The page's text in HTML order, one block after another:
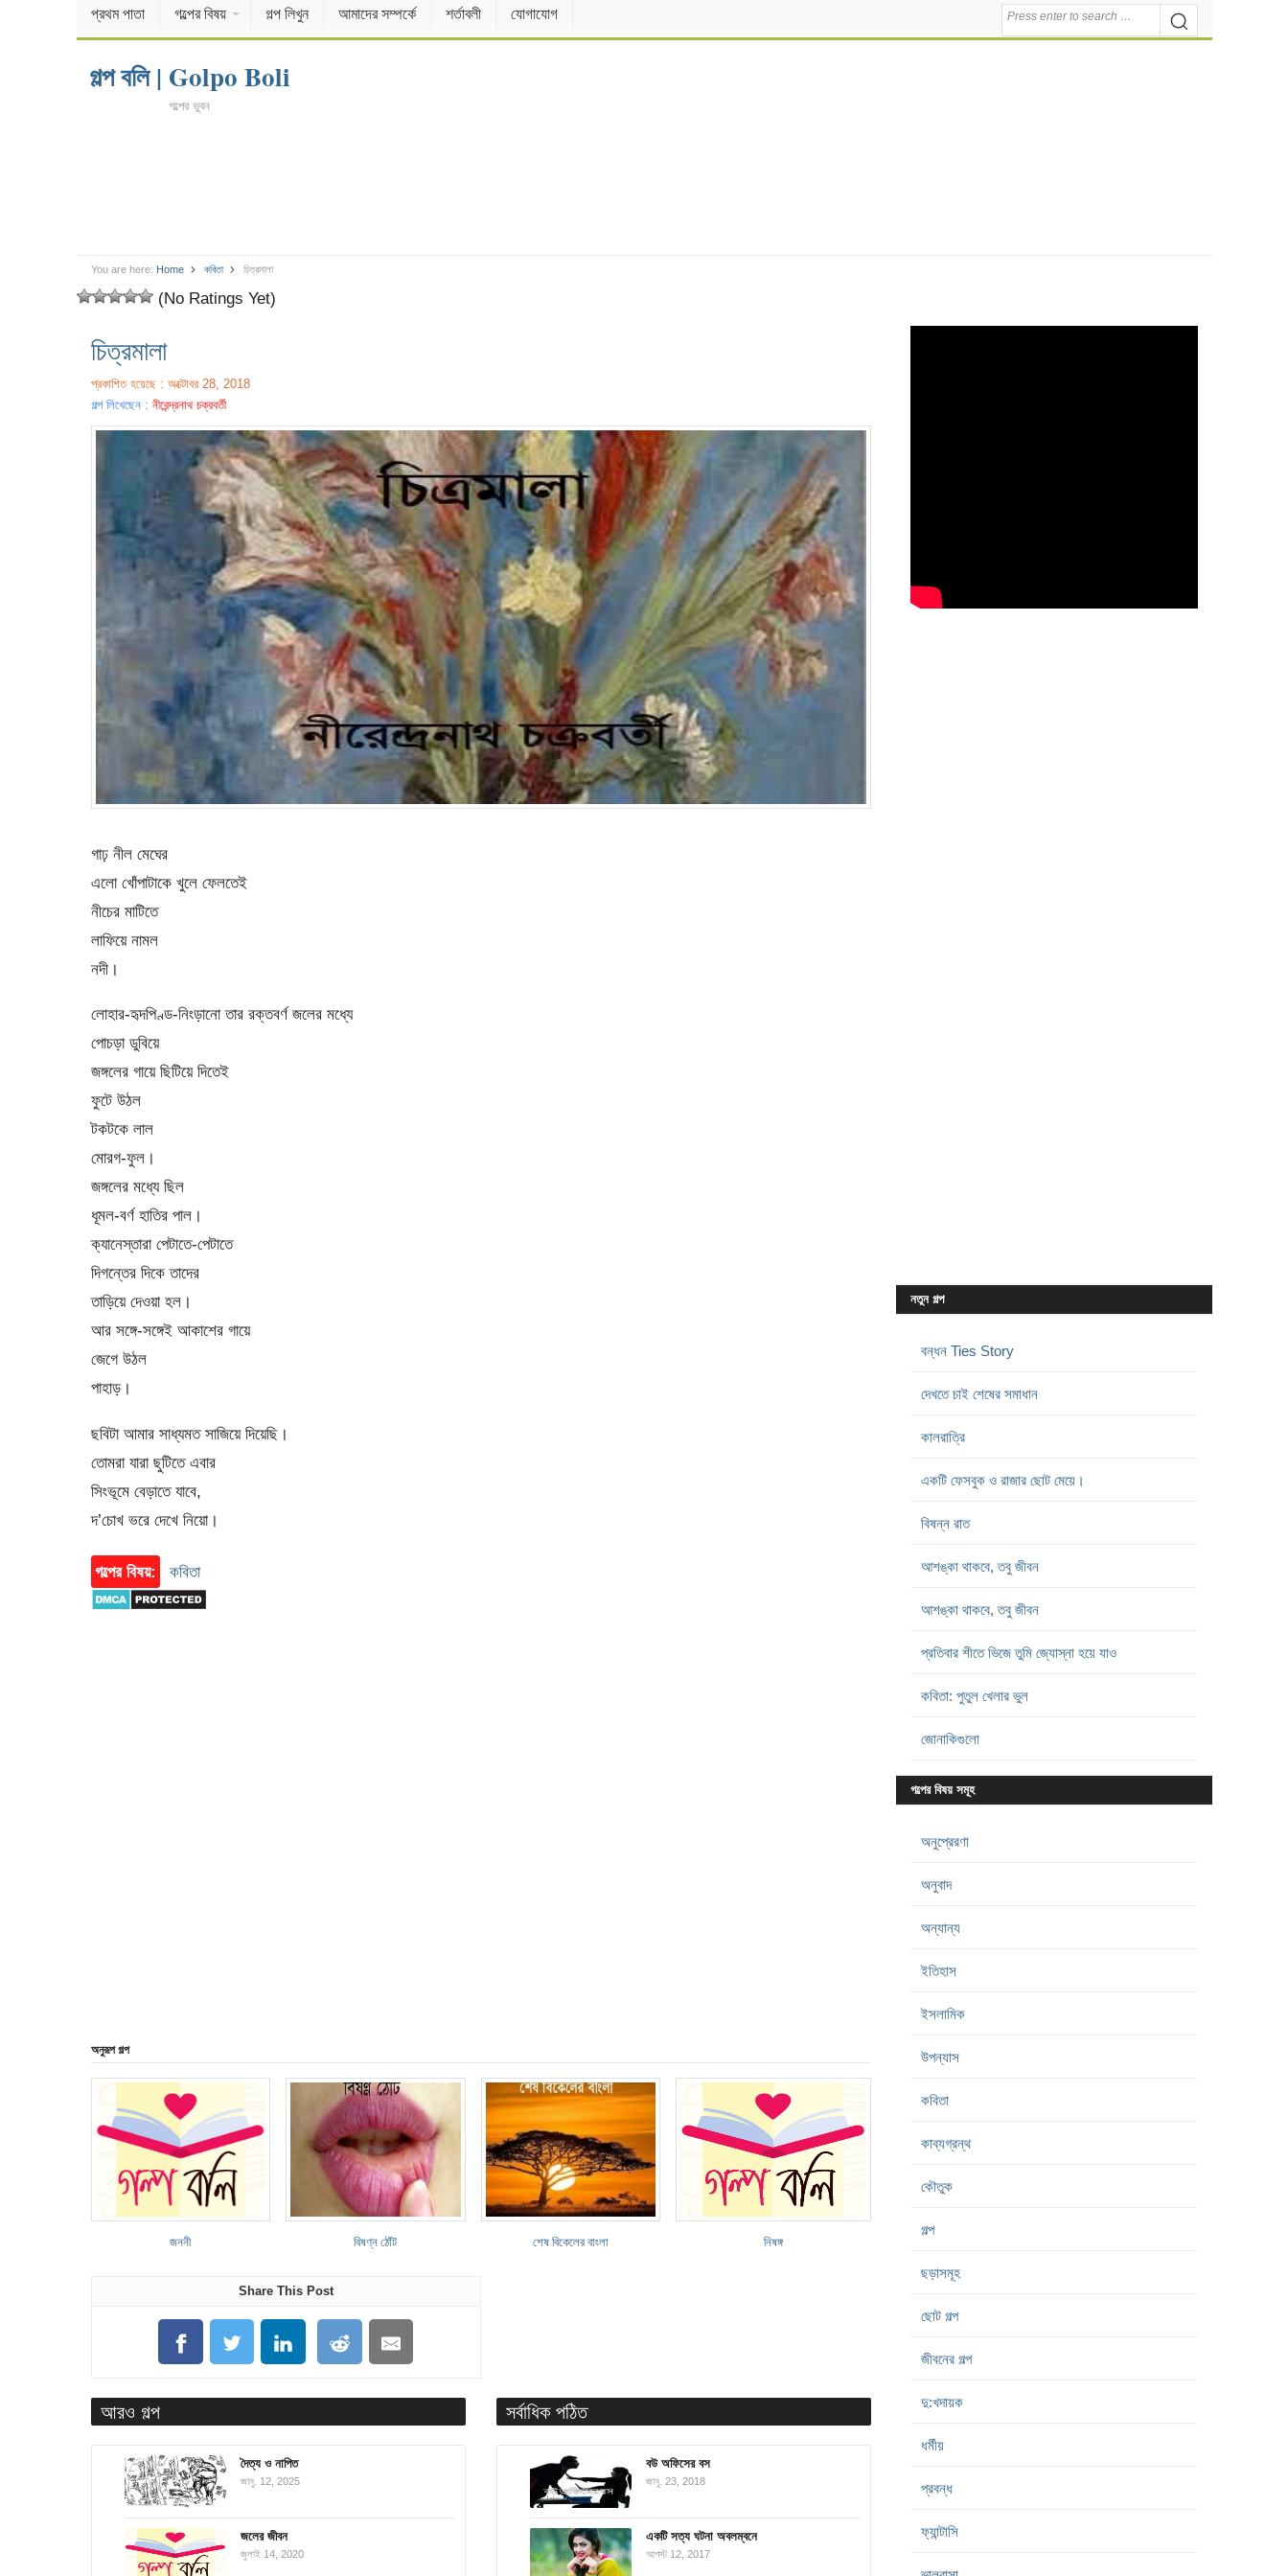
প্রথম পাতা গল্পের বিষয় গল্প লিখুন আমাদের সম্পর্কে শর্তাবলী যোগাযোগ
গল্প বলি | Golpo Boli
গল্পের ভুবন
You are here: Home কবিতা চিত্রমালা
(No Ratings Yet)
চিত্রমালা
প্রকাশিত হয়েছে : অক্টোবর 28, 2018
গল্প লিখেছেন : নীরেন্দ্রনাথ চক্রবর্তী
গাঢ় নীল মেঘের
এলো খোঁপাটাকে খুলে ফেলতেই
নীচের মাটিতে
লাফিয়ে নামল
নদী।
লোহার-হৃদপিণ্ড-নিংড়ানো তার রক্তবর্ণ জলের মধ্যে
পোচড়া ডুবিয়ে
জঙ্গলের গায়ে ছিটিয়ে দিতেই
ফুটে উঠল
টকটকে লাল
মোরগ-ফুল।
জঙ্গলের মধ্যে ছিল
ধূমল-বর্ণ হাতির পাল।
ক্যানেস্তারা পেটাতে-পেটাতে
দিগন্তের দিকে তাদের
তাড়িয়ে দেওয়া হল।
আর সঙ্গে-সঙ্গেই আকাশের গায়ে
জেগে উঠল
পাহাড়।
ছবিটা আমার সাধ্যমত সাজিয়ে দিয়েছি।
তোমরা যারা ছুটিতে এবার
সিংভূমে বেড়াতে যাবে,
দ’চোখ ভরে দেখে নিয়ো।
গল্পের বিষয়: কবিতা
অনুরূপ গল্প
জননী বিষণ্ন ঠোঁট শেষ বিকেলের বাংলা নিষঙ্গ
Share This Post
আরও গল্প
দৈত্য ও নাপিত
জানু. 12, 2025
জলের জীবন
জুলাই 14, 2020
সর্বাধিক পঠিত
বউ অফিসের বস
জানু. 23, 2018
একটি সত্য ঘটনা অবলম্বনে
আগস্ট 12, 2017
নতুন গল্প
বন্ধন Ties Story
দেখতে চাই শেষের সমাধান
কালরাত্রি
একটি ফেসবুক ও রাজার ছোট মেয়ে।
বিষন্ন রাত
আশঙ্কা থাকবে, তবু জীবন
আশঙ্কা থাকবে, তবু জীবন
প্রতিবার শীতে ভিজে তুমি জ্যোস্না হয়ে যাও
কবিতা: পুতুল খেলার ভুল
জোনাকিগুলো
গল্পের বিষয় সমূহ
অনুপ্রেরণা
অনুবাদ
অন্যান্য
ইতিহাস
ইসলামিক
উপন্যাস
কবিতা
কাব্যগ্রন্থ
কৌতুক
গল্প
ছড়াসমূহ
ছোট গল্প
জীবনের গল্প
দু:খদায়ক
ধর্মীয়
প্রবন্ধ
ফ্যান্টাসি